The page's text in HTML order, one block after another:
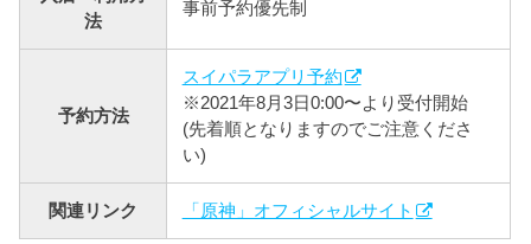
法
事前予約優先制
予約方法
スイパラアプリ予約
※2021年8月3日0:00〜より受付開始
(先着順となりますのでご注意くださ
い)
関連リンク 「原神」オフィシャルサイト